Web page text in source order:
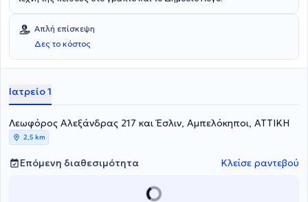
Απλή επίσκεψη
Δες το κόστος
Ιατρείο 1
Λεωφόρος Αλεξάνδρας 217 και Έσλιν, Αμπελόκηποι, ΑΤΤΙΚΗ
2,5 km
Επόμενη διαθεσιμότητα Κλείσε ραντεβού